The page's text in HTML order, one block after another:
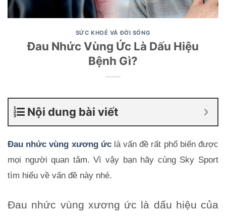
SỨC KHOẺ VÀ ĐỜI SỐNG
Đau Nhức Vùng Ức Là Dấu Hiệu
Bệnh Gì?
Nội dung bài viết
Đau nhức vùng xương ức là vấn đề rất phổ biến được
mọi người quan tâm. Vì vậy bạn hãy cùng Sky Sport
tìm hiểu về vấn đề này nhé.
Đau nhức vùng xương ức là dấu hiệu của